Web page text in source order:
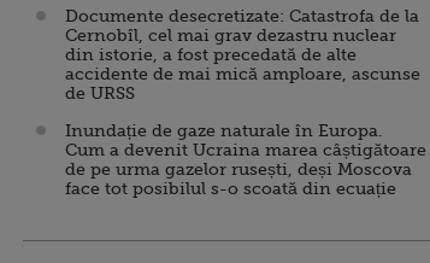
Documente desecretizate: Catastrofa de la
Cernobîl, cel mai grav dezastru nuclear
din istorie, a fost precedată de alte
accidente de mai mică amploare, ascunse
de URSS
Inundație de gaze naturale în Europa.
Cum a devenit Ucraina marea câștigătoare
de pe urma gazelor rusești, deși Moscova
face tot posibilul s-o scoată din ecuație